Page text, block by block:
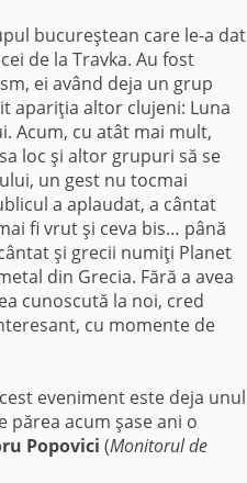
bucureştean care le-a dat
de la Travka. Au fost
ei având deja un grup
apariţia altor clujeni: Luna
Acum, cu atât mai mult,
loc şi altor grupuri să se
un gest nu tocmai
a aplaudat, a cântat
fi vrut şi ceva bis… până
şi grecii numiţi Planet
din Grecia. Fără a avea
cunoscută la noi, cred
cu momente de
eveniment este deja unul
părea acum şase ani o
Popovici (Monitorul de